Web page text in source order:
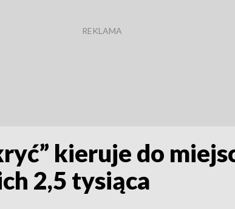
kieruje do
2,5 tysiąca